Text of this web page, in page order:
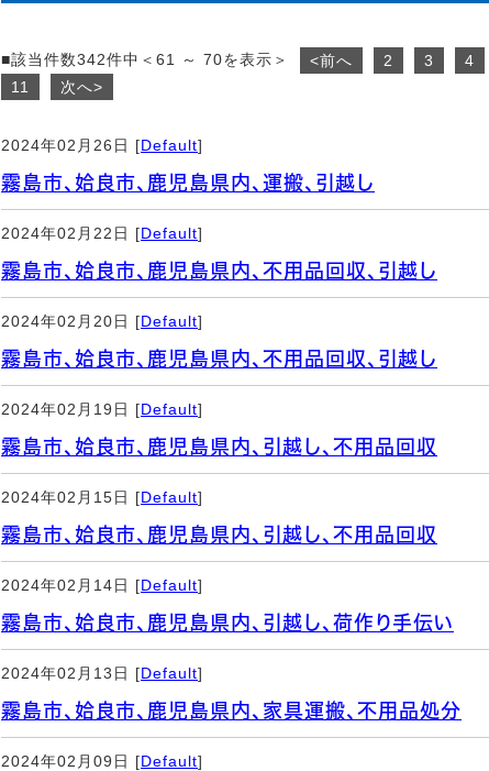
■該当件数342件中＜61 ～ 70を表示＞ <前へ 2 3 4
11
次へ>
2024年02月26日 [Default]
霧島市、姶良市、鹿児島県内、運搬、引越し
2024年02月22日 [Default]
霧島市、姶良市、鹿児島県内、不用品回収、引越し
2024年02月20日 [Default]
霧島市、姶良市、鹿児島県内、不用品回収、引越し
2024年02月19日 [Default]
霧島市、姶良市、鹿児島県内、引越し、不用品回収
2024年02月15日 [Default]
霧島市、姶良市、鹿児島県内、引越し、不用品回収
2024年02月14日 [Default]
霧島市、姶良市、鹿児島県内、引越し、荷作り手伝い
2024年02月13日 [Default]
霧島市、姶良市、鹿児島県内、家具運搬、不用品処分
2024年02月09日 [Default]